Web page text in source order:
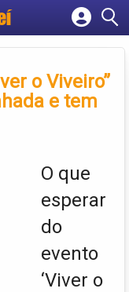
o Viveiro”
e tem
O que
esperar
do
evento
‘Viver o